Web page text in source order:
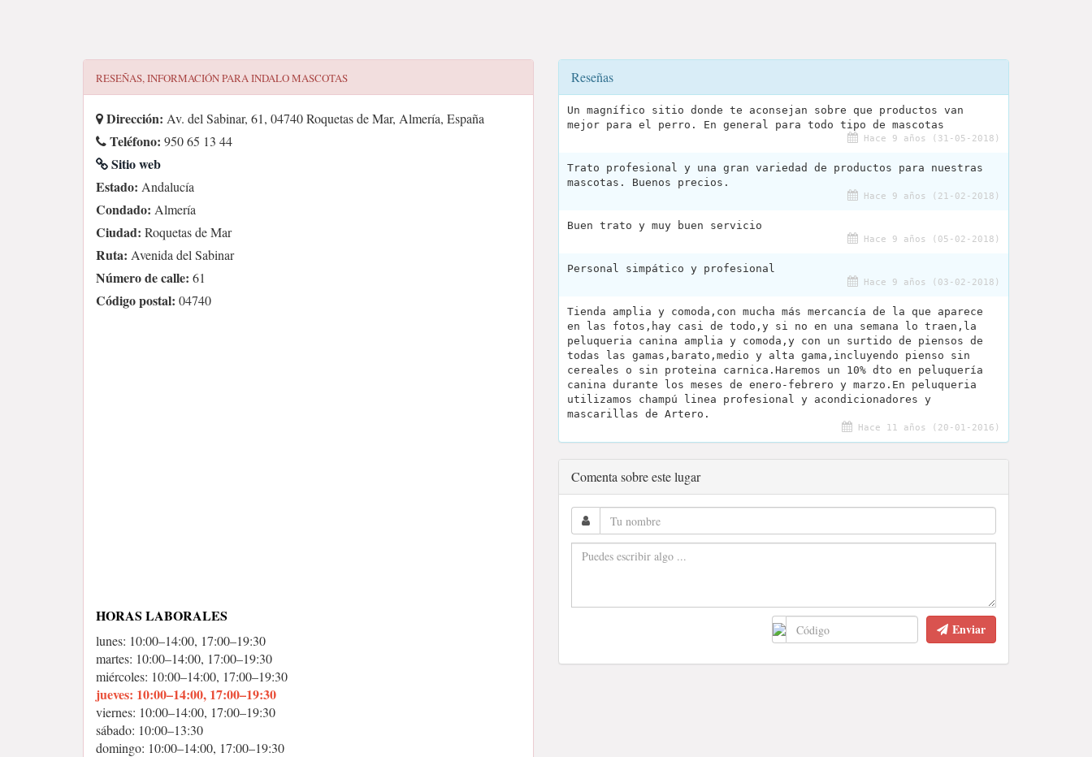
RESEÑAS, INFORMACIÓN PARAINDALO MASCOTAS
Dirección: Av. del Sabinar, 61, 04740 Roquetas de Mar, Almería, España
Teléfono: 950 65 13 44
Sitio web
Estado: Andalucía
Condado: Almería
Ciudad: Roquetas de Mar
Ruta: Avenida del Sabinar
Número de calle: 61
Código postal: 04740
HORAS LABORALES
lunes: 10:00–14:00, 17:00–19:30
martes: 10:00–14:00, 17:00–19:30
miércoles: 10:00–14:00, 17:00–19:30
jueves: 10:00–14:00, 17:00–19:30
viernes: 10:00–14:00, 17:00–19:30
sábado: 10:00–13:30
domingo: 10:00–14:00, 17:00–19:30
Reseñas
Un magnífico sitio donde te aconsejan sobre que productos van
mejor para el perro. En general para todo tipo de mascotas
Hace 9 años (31-05-2018)
Trato profesional y una gran variedad de productos para nuestras
mascotas. Buenos precios.
Hace 9 años (21-02-2018)
Buen trato y muy buen servicio
Hace 9 años (05-02-2018)
Personal simpático y profesional
Hace 9 años (03-02-2018)
Tienda amplia y comoda,con mucha más mercancía de la que aparece
en las fotos,hay casi de todo,y si no en una semana lo traen,la
peluqueria canina amplia y comoda,y con un surtido de piensos de
todas las gamas,barato,medio y alta gama,incluyendo pienso sin
cereales o sin proteina carnica.Haremos un 10% dto en peluquería
canina durante los meses de enero-febrero y marzo.En peluqueria
utilizamos champú linea profesional y acondicionadores y
mascarillas de Artero.
Hace 11 años (20-01-2016)
Comenta sobre este lugar
Enviar